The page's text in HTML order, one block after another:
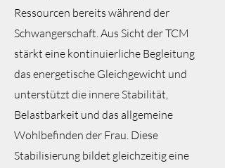
Ressourcen bereits während der
Schwangerschaft. Aus Sicht der TCM
stärkt eine kontinuierliche Begleitung
das energetische Gleichgewicht und
unterstützt die innere Stabilität,
Belastbarkeit und das allgemeine
Wohlbefinden der Frau. Diese
Stabilisierung bildet gleichzeitig eine